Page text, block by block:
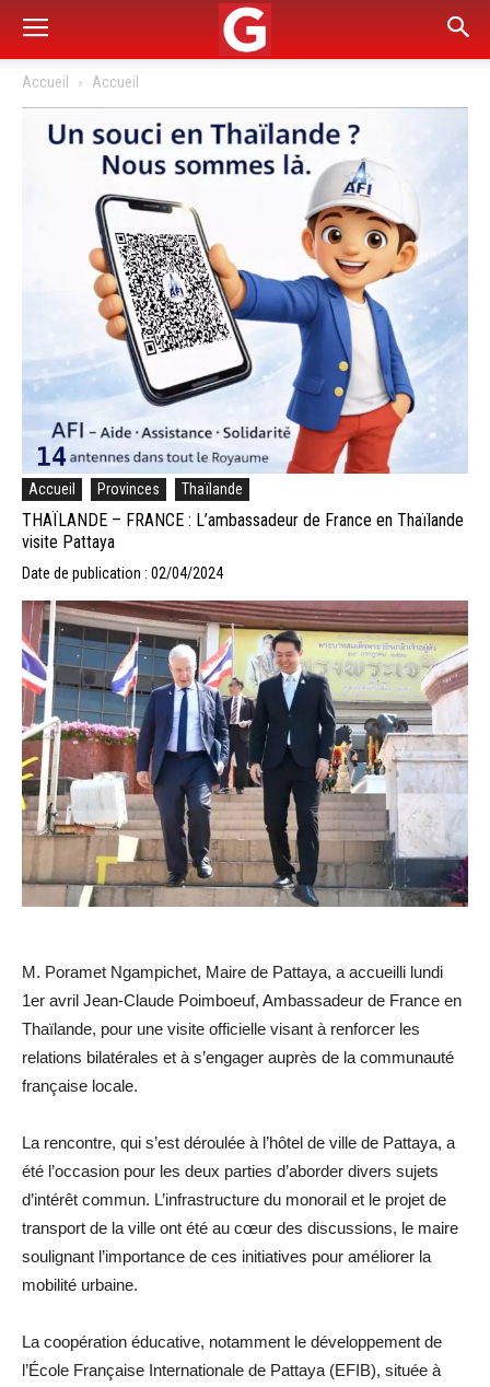
Accueil Accueil
Accueil Provinces Thaïlande
THAÏLANDE – FRANCE : L’ambassadeur de France en Thaïlande
visite Pattaya
Date de publication : 02/04/2024
M. Poramet Ngampichet, Maire de Pattaya, a accueilli lundi
1er avril Jean-Claude Poimboeuf, Ambassadeur de France en
Thaïlande, pour une visite officielle visant à renforcer les
relations bilatérales et à s’engager auprès de la communauté
française locale.
La rencontre, qui s’est déroulée à l’hôtel de ville de Pattaya, a
été l’occasion pour les deux parties d’aborder divers sujets
d’intérêt commun. L’infrastructure du monorail et le projet de
transport de la ville ont été au cœur des discussions, le maire
soulignant l’importance de ces initiatives pour améliorer la
mobilité urbaine.
La coopération éducative, notamment le développement de
l’École Française Internationale de Pattaya (EFIB), située à